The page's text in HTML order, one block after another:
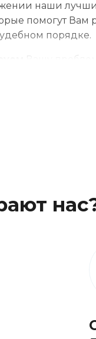
наши
помогут
порядке.
Вашу